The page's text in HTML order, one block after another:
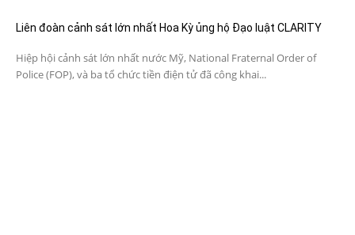
Liên đoàn cảnh sát lớn nhất Hoa Kỳ ủng hộ Đạo luật CLARITY
Hiệp hội cảnh sát lớn nhất nước Mỹ, National Fraternal Order of
Police (FOP), và ba tổ chức tiền điện tử đã công khai...